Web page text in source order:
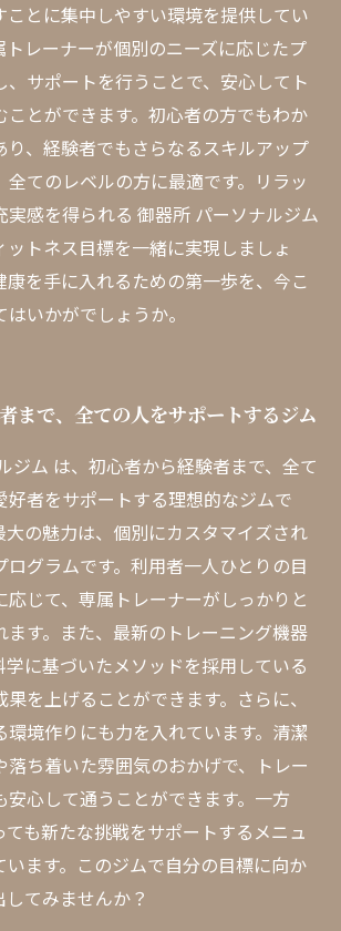
ことに集中しやすい環境を提供してい
トレーナーが個別のニーズに応じたプ
、サポートを行うことで、安心してト
ことができます。初心者の方でもわか
り、経験者でもさらなるスキルアップ
全てのレベルの方に最適です。リラッ
実感を得られる 御器所 パーソナルジム
ットネス目標を一緒に実現しましょ
康を手に入れるための第一歩を、今こ
いかがでしょうか。
まで、全ての人をサポートするジム
ジム は、初心者から経験者まで、全て
好者をサポートする理想的なジムで
大の魅力は、個別にカスタマイズされ
ログラムです。利用者一人ひとりの目
応じて、専属トレーナーがしっかりと
ます。また、最新のトレーニング機器
学に基づいたメソッドを採用している
を上げることができます。さらに、
環境作りにも力を入れています。清潔
落ち着いた雰囲気のおかげで、トレー
安心して通うことができます。一方
ても新たな挑戦をサポートするメニュ
います。このジムで自分の目標に向か
てみませんか？